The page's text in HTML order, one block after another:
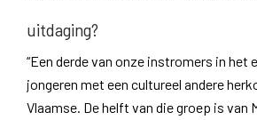
uitdaging?
“Een derde van onze instromers in het
jongeren met een cultureel andere
Vlaamse. De helft van die groep is van